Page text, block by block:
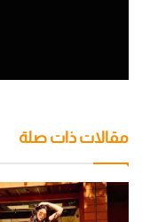
مقالات ذات صلة